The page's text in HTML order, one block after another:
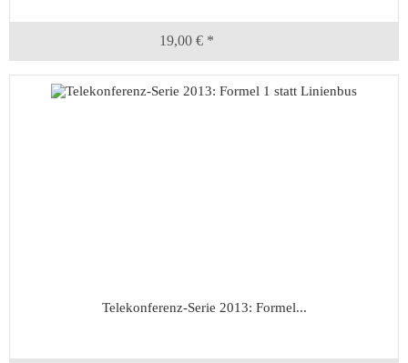
19,00 € *
Telekonferenz-Serie 2013: Formel...